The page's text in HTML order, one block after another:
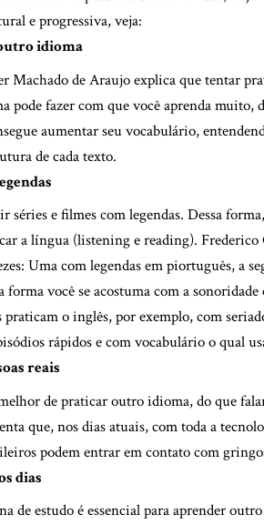
e progressiva, veja:
idioma
Machado de Araujo explica que tentar
pode fazer com que você aprenda muito,
aumentar seu vocabulário,
de cada texto.
séries e filmes com legendas. Dessa
a língua (listening e reading).
Uma com legendas em piortuguês, a
forma você se acostuma com a
praticam o inglês, por exemplo, com
rápidos e com vocabulário o qual
reais
de praticar outro idioma, do que
que, nos dias atuais, com toda a
podem entrar em contato com
dias
de estudo é essencial para aprender